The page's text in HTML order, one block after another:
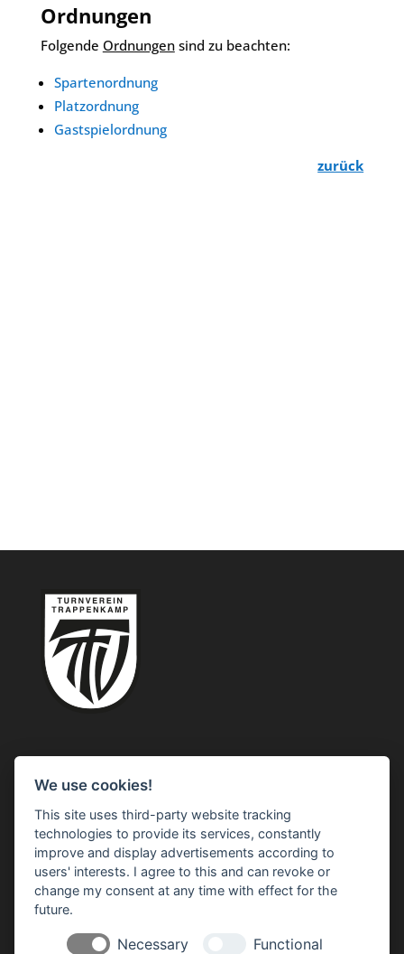
Ordnungen
Folgende Ordnungensind zu beachten:
Spartenordnung
Platzordnung
Gastspielordnung
zurück
Turnverein Trappenkamp e.V.
Segeberger Straße 1
24610 Trappenkamp
Rechtliches
We use cookies!
This site uses third-party website tracking
technologies to provide its services, constantly
improve and display advertisements according to
users' interests. I agree to this and can revoke or
change my consent at any time with effect for the
future.
Necessary Functional